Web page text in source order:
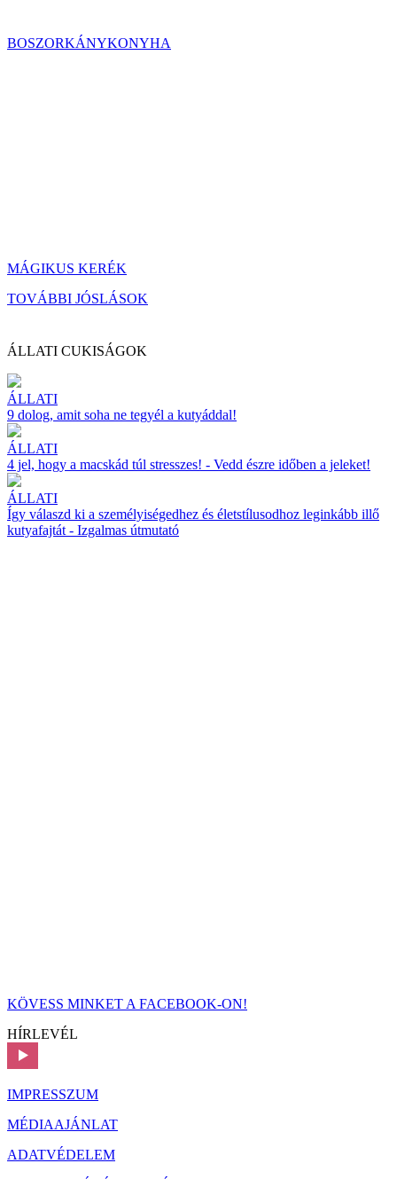
BOSZORKÁNYKONYHA
MÁGIKUS KERÉK
TOVÁBBI JÓSLÁSOK
ÁLLATI CUKISÁGOK
ÁLLATI
9 dolog, amit soha ne tegyél a kutyáddal!
ÁLLATI
4 jel, hogy a macskád túl stresszes! - Vedd észre időben a jeleket!
ÁLLATI
Így válaszd ki a személyiségedhez és életstílusodhoz leginkább illő
kutyafajtát - Izgalmas útmutató
KÖVESS MINKET A FACEBOOK-ON!
HÍRLEVÉL
IMPRESSZUM
MÉDIAAJÁNLAT
ADATVÉDELEM